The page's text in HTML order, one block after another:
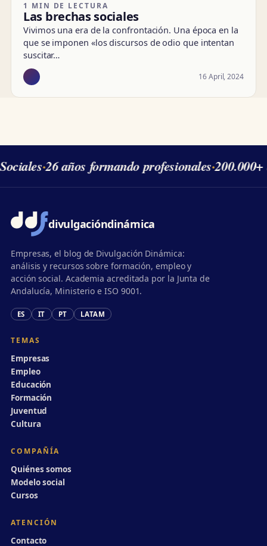
1 MIN DE LECTURA
Las brechas sociales
Vivimos una era de la confrontación. Una época en la
que se imponen «los discursos de odio que intentan
suscitar…
16 April, 2024
·26 años formando profesionales·200.000+
divulgacióndinámica
Empresas, el blog de Divulgación Dinámica:
análisis y recursos sobre formación, empleo y
acción social. Academia acreditada por la Junta de
Andalucía, Ministerio e ISO 9001.
ES IT PT LATAM
TEMAS
Empresas
Empleo
Educación
Formación
Juventud
Cultura
COMPAÑÍA
Quiénes somos
Modelo social
Cursos
ATENCIÓN
Contacto